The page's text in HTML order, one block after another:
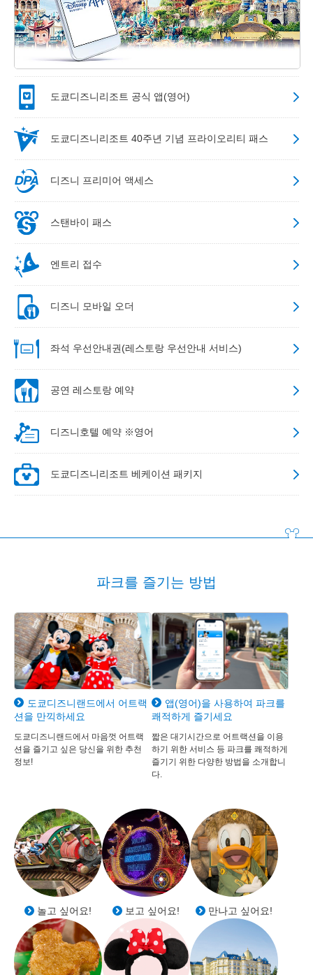
도쿄디즈니리조트 공식 앱(영어)
도쿄디즈니리조트 40주년 기념 프라이오리티 패스
디즈니 프리미어 액세스
스탠바이 패스
엔트리 접수
디즈니 모바일 오더
좌석 우선안내권(레스토랑 우선안내 서비스)
공연 레스토랑 예약
디즈니호텔 예약 ※영어
도쿄디즈니리조트 베케이션 패키지
파크를 즐기는 방법
도쿄디즈니랜드에서 어트랙
션을 만끽하세요
도쿄디즈니랜드에서 마음껏 어트랙
션을 즐기고 싶은 당신을 위한 추천
정보!
앱(영어)을 사용하여 파크를
쾌적하게 즐기세요
짧은 대기시간으로 어트랙션을 이용
하기 위한 서비스 등 파크를 쾌적하게
즐기기 위한 다양한 방법을 소개합니
다.
놀고 싶어요! 보고 싶어요! 만나고 싶어요!